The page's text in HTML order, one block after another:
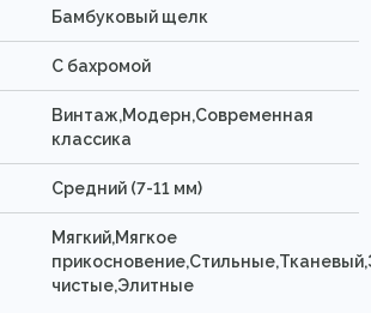
Бамбуковый щелк
C бахромой
Винтаж,Модерн,Современная
классика
Средний (7-11 мм)
Мягкий,Мягкое
чистые,Элитные